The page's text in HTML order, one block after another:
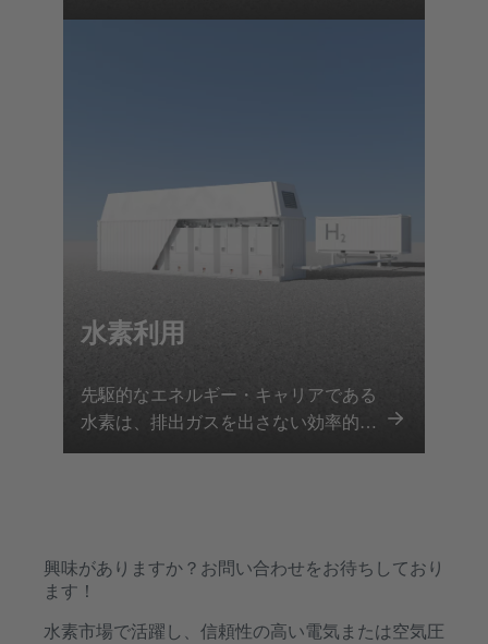
ョンだけでなく、関連するすべてのパ
水素利用
先駆的なエネルギー・キャリアである
水素は、排出ガスを出さない効率的な
エネルギー生成の基準を打ち立てま
興味がありますか？お問い合わせをお待ちしており
ます！
水素市場で活躍し、信頼性の高い電気または空気圧